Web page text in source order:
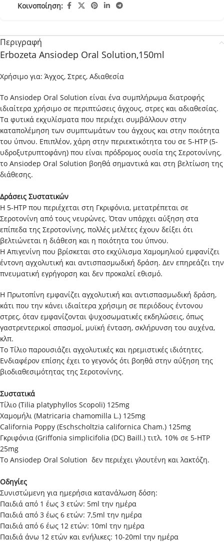
Κοινοποίηση:
Περιγραφή
Erbozeta Ansiodep Oral Solution,150ml
Χρήσιμο για: Άγχος, Στρες, Αδιαθεσία
Το Ansiodep Oral Solution είναι ένα συμπλήρωμα διατροφής
ιδιαίτερα χρήσιμο σε περιπτώσεις άγχους, στρες και αδιαθεσίας.
Τα φυτικά εκχυλίσματα που περιέχει συμβάλλουν στην
καταπολέμηση των συμπτωμάτων του άγχους και στην ποιότητα
του ύπνου. Επιπλέον, χάρη στην περιεκτικότητα του σε 5-HTP (5-
υδροξυτρυπτοφάνη) που είναι πρόδρομος ουσία της Σεροτονίνης,
το Ansiodep Oral Solution βοηθά σημαντικά και στη βελτίωση της
διάθεσης.
Δράσεις Συστατικών
Η 5-HTP που περιέχεται στη Γκριφόνια, μετατρέπεται σε
Σεροτονίνη από τους νευρώνες. Όταν υπάρχει αύξηση στα
επίπεδα της Σεροτονίνης, πολλές μελέτες έχουν δείξει ότι
βελτιώνεται η διάθεση και η ποιότητα του ύπνου.
Η Απιγενίνη που βρίσκεται στο εκχύλισμα Χαμομηλιού εμφανίζει
έντονη αγχολυτική και αντισπασμωδική δράση. Δεν επηρεάζει την
πνευματική εγρήγορση και δεν προκαλεί εθισμό.
Η Πρωτοπίνη εμφανίζει αγχολυτική και αντισπασμωδική δράση,
κάτι που την κάνει ιδιαίτερα χρήσιμη σε περιόδους έντονου
στρες, όταν εμφανίζονται ψυχοσωματικές εκδηλώσεις, όπως
γαστρεντερικοί σπασμοί, μυϊκή ένταση, σκλήρυνση του αυχένα,
κλπ.
Το Τίλιο παρουσιάζει αγχολυτικές και ηρεμιστικές ιδιότητες.
Ενδιαφέρον επίσης έχει το γεγονός ότι βοηθά στην αύξηση της
βιοδιαθεσιμότητας της Σεροτονίνης.
Συστατικά
Τίλιο (Tilia platyphyllos Scopoli) 125mg
Χαμομήλι (Matricaria chamomilla L.) 125mg
California Poppy (Eschscholtzia californica Cham.) 125mg
Γκριφόνια (Griffonia simplicifolia (DC) Baill.) τιτλ. 10% σε 5-HTP
25mg
Το Ansiodep Oral Solution δεν περιέχει γλουτένη και λακτόζη.
Οδηγίες
Συνιστώμενη για ημερήσια κατανάλωση δόση:
Παιδιά από 1 έως 3 ετών: 5ml την ημέρα
Παιδιά από 3 έως 6 ετών: 7,5ml την ημέρα
Παιδιά από 6 έως 12 ετών: 10ml την ημέρα
Παιδιά άνω 12 ετών και ενήλικες: 10-20ml την ημέρα